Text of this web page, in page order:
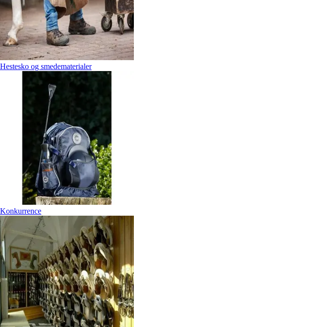
Hestesko og smedematerialer
Konkurrence